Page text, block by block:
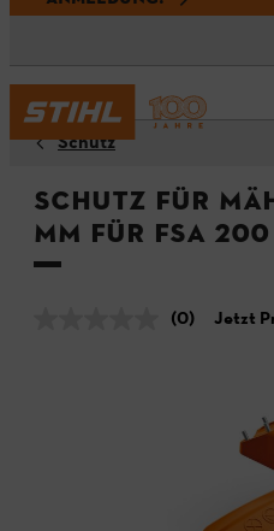
Schutz
Schutz für
mm für FSA 200
(0) Jetzt